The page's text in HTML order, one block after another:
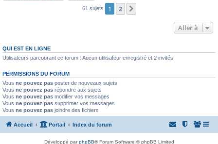
61 sujets 1 2
Aller à
QUI EST EN LIGNE
Utilisateurs parcourant ce forum : Aucun utilisateur enregistré et 2 invités
PERMISSIONS DU FORUM
Vous ne pouvez pas poster de nouveaux sujets
Vous ne pouvez pas répondre aux sujets
Vous ne pouvez pas modifier vos messages
Vous ne pouvez pas supprimer vos messages
Vous ne pouvez pas joindre des fichiers
Accueil Portail Index du forum
Développé parphpBB® Forum Software © phpBB Limited